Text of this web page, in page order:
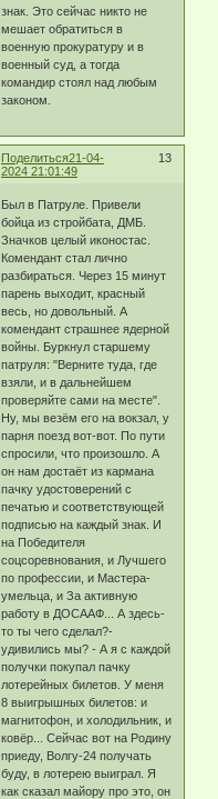
знак. Это сейчас никто не
мешает обратиться в
военную прокуратуру и в
военный суд, а тогда
командир стоял над любым
законом.
Поделиться 13
21-04-
2024 21:01:49
Был в Патруле. Привели
бойца из стройбата, ДМБ.
Значков целый иконостас.
Комендант стал лично
разбираться. Через 15 минут
парень выходит, красный
весь, но довольный. А
комендант страшнее ядерной
войны. Буркнул старшему
патруля: "Верните туда, где
взяли, и в дальнейшем
проверяйте сами на месте".
Ну, мы везём его на вокзал, у
парня поезд вот-вот. По пути
спросили, что произошло. А
он нам достаёт из кармана
пачку удостоверений с
печатью и соответствующей
подписью на каждый знак. И
на Победителя
соцсоревнования, и Лучшего
по профессии, и Мастера-
умельца, и За активную
работу в ДОСААФ... А здесь-
то ты чего сделал?-
удивились мы? - А я с каждой
получки покупал пачку
лотерейных билетов. У меня
8 выигрышных билетов: и
магнитофон, и холодильник, и
ковёр... Сейчас вот на Родину
приеду, Волгу-24 получать
буду, в лотерею выиграл. Я
как сказал майору про это, он